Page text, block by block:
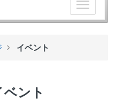
チ
ー
イベント
ント